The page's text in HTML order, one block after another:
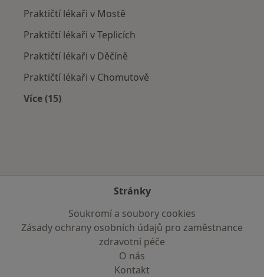
Praktičtí lékaři v Mostě
Praktičtí lékaři v Teplicích
Praktičtí lékaři v Děčíně
Praktičtí lékaři v Chomutově
Více (15)
Stránky
Soukromí a soubory cookies
Zásady ochrany osobních údajů pro zaměstnance
zdravotní péče
O nás
Kontakt